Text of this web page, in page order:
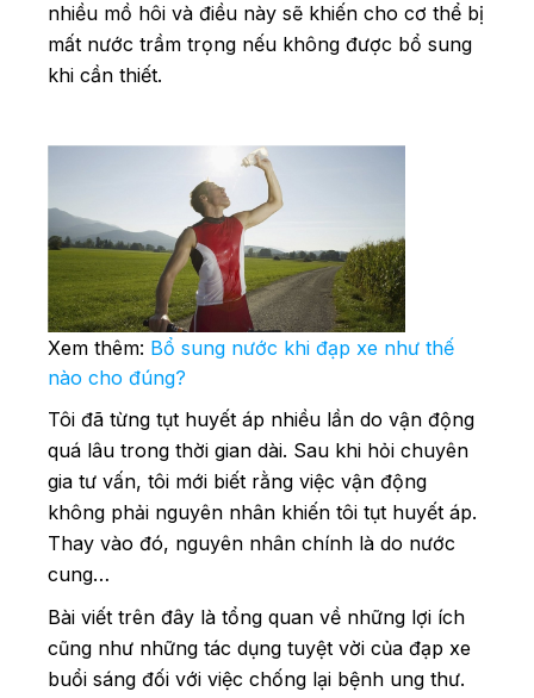
nhiều mồ hôi và điều này sẽ khiến cho cơ thể bị
mất nước trầm trọng nếu không được bổ sung
khi cần thiết.
Xem thêm: Bổ sung nước khi đạp xe như thế
nào cho đúng?
Tôi đã từng tụt huyết áp nhiều lần do vận động
quá lâu trong thời gian dài. Sau khi hỏi chuyên
gia tư vấn, tôi mới biết rằng việc vận động
không phải nguyên nhân khiến tôi tụt huyết áp.
Thay vào đó, nguyên nhân chính là do nước
cung…
Bài viết trên đây là tổng quan về những lợi ích
cũng như những tác dụng tuyệt vời của đạp xe
buổi sáng đối với việc chống lại bệnh ung thư.